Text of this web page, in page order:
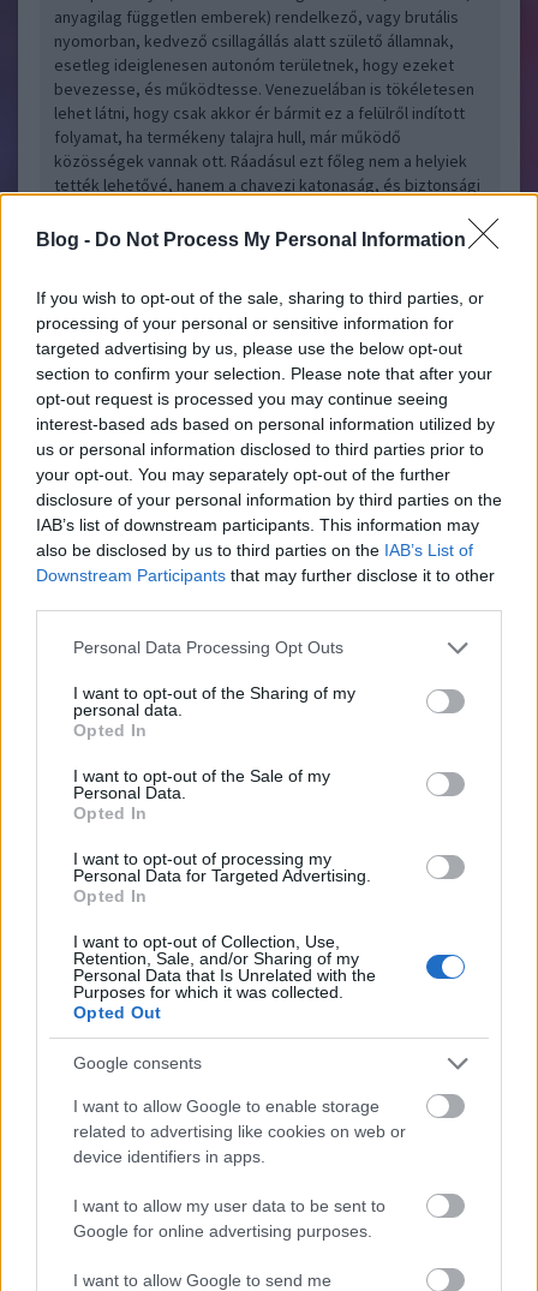
Blog - Do Not Process My Personal Information
If you wish to opt-out of the sale, sharing to third parties, or
processing of your personal or sensitive information for
targeted advertising by us, please use the below opt-out
section to confirm your selection. Please note that after your
opt-out request is processed you may continue seeing
interest-based ads based on personal information utilized by
us or personal information disclosed to third parties prior to
your opt-out. You may separately opt-out of the further
disclosure of your personal information by third parties on the
IAB’s list of downstream participants. This information may
also be disclosed by us to third parties on the IAB’s List of
Downstream Participants that may further disclose it to other
Please note that this website/app uses one or more Google
not limited to your visit or usage behaviour. You may click to
grant or deny consent to Google and its third-party tags to
use your data for below specified purposes in below Google
consent section.
Personal Data Processing Opt Outs
I want to opt-out of the Sharing of my
personal data.
Opted In
I want to opt-out of the Sale of my
Personal Data.
Opted In
I want to opt-out of processing my
Personal Data for Targeted Advertising.
Opted In
I want to opt-out of Collection, Use,
Retention, Sale, and/or Sharing of my
Personal Data that Is Unrelated with the
Purposes for which it was collected.
Opted Out
Google consents
I want to allow Google to enable storage
related to advertising like cookies on web or
device identifiers in apps.
I want to allow my user data to be sent to
Google for online advertising purposes.
I want to allow Google to send me
anyagilag független emberek) rendelkező, vagy brutális
nyomorban, kedvező csillagállás alatt születő államnak,
esetleg ideiglenesen autonóm területnek, hogy ezeket
bevezesse, és működtesse. Venezuelában is tökéletesen
lehet látni, hogy csak akkor ér bármit ez a felülről indított
folyamat, ha termékeny talajra hull, már működő
közösségek vannak ott. Ráadásul ezt főleg nem a helyiek
tették lehetővé, hanem a chavezi katonaság, és biztonsági
korábban hatalmon lévő polgárság az autonóm
szerveződés letörésére. Hát igen ez is megbukott, várható
próbálkozása arra, hogy a szokásos hatalmi struktúrák
fellegvárából, rendeleti úton embert faragjon az Isten adta
népből. Arról már nem is beszélek, hogy pl. Venezuelában is
egy csomó alulról jövő kezdeményezést tiport el a chavezi
szisztéma, mert politikailag nem volt megbízható (és itt
most nem a fegyveres polgárság randalírozásáról
beszélek). Pont azt láttuk mint a többi helyen: hatalmi
centralizáció a kormányzó párt érdekében, hogy kordában
tartsuk a polgárságot. Ennek a folyamatnak mint járulékos
kárnak, a prolik az áldozatai, akiknek akadályozzák az
autonóm törekvéseit.
alkotmánymódosítása és a lelkes robotosok
2013.03.08 10:12:27
amely tény önmagában is sokat mond. Ha csak erről kell valamit
gondolni, akkor ez egyszerű: a Fidesz alkotmányozása ellen
tiltakozni kell. De egy fontos mozzanata is látszik a régi ballib
énisszeretlek 2013.03.11 13:45:36
Hát a szerkesztőségben kéne először megbeszélni ezt a
dolgot, mert a 4K, ahogy az LMP-t megalkotó arcok is azt
mondták, hogy itt mozgalomépítés lesz, meg miegymás,
szervezeteket használta ugródeszkának, más meg a Milla
színpadát. Egyik része a népfrontot választotta, másika
meg a Schifferrel fog össze egy végső választási csatában:
maradt annak egy része pedig vagy civil szervezetben
osztja az észt a proliknak (mert pl. a parlamenti munka nem